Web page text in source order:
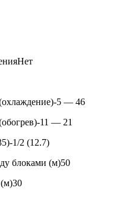
Нет
-5 — 46
-11 — 21
1/2 (12.7)
блоками (м)50
30